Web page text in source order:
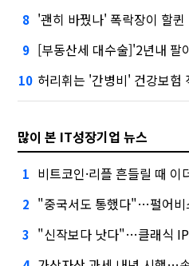
8 '괜히 바꿨나' 폭락장이 할퀸
9 [부동산세 대수술]'2년내
10 허리휘는 '간병비' 건강보
많이 본 IT성장기업 뉴스
1 비트코인·리플 흔들릴 때 이
2 "중국서도 통했다"…펄어비
3 "신작보다 낫다"…클래식